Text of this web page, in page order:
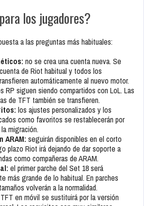
los jugadores?
a las preguntas más habituales:
no se crea una cuenta nueva. Se
de Riot habitual y todos los
automáticamente al nuevo motor.
RP siguen siendo compartidos con LoL. Las
de TFT también se transfieren.
los ajustes personalizados y los
como favoritos se restablecerán por
migración.
ARAM: seguirán disponibles en el corto
plazo Riot irá dejando de dar soporte a
como compañeras de ARAM.
el primer parche del Set 18 será
más grande de lo habitual. En parches
volverán a la normalidad.
en móvil se sustituirá por la versión